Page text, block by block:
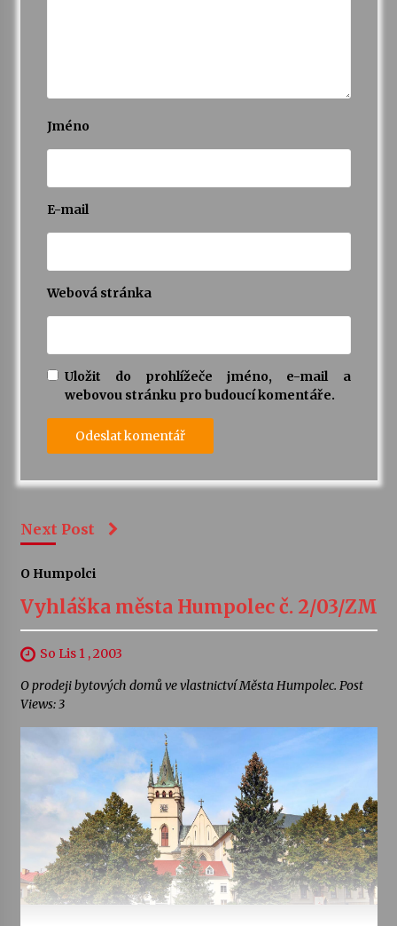
Jméno
E-mail
Webová stránka
Uložit do prohlížeče jméno, e-mail a
webovou stránku pro budoucí komentáře.
Next Post
O Humpolci
Vyhláška města Humpolec č. 2/03/ZM
So Lis 1 , 2003
O prodeji bytových domů ve vlastnictví Města Humpolec. Post
Views: 3